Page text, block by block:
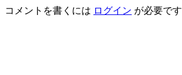
コメントを書くには ログイン が必要です